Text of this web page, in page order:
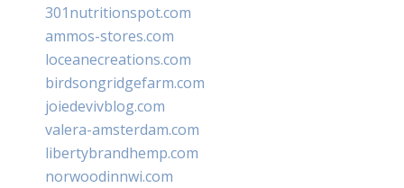
301nutritionspot.com
ammos-stores.com
loceanecreations.com
birdsongridgefarm.com
joiedevivblog.com
valera-amsterdam.com
libertybrandhemp.com
norwoodinnwi.com